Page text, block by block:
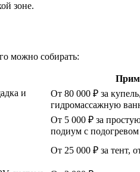
зоне.
можно собирать:
и
От 80 000 ₽ за
гидромассажную
От 5 000 ₽ за
подиум с подогревом
От 25 000 ₽ за тент,